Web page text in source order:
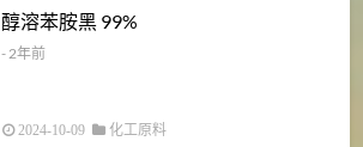
醇溶苯胺黑 99%
- 2年前
2024-10-09 化工原料